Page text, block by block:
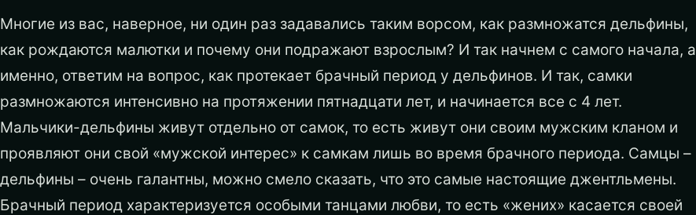
Многие из вас, наверное, ни один раз задавались таким ворсом, как размножатся дельфины,
как рождаются малютки и почему они подражают взрослым? И так начнем с самого начала, а
именно, ответим на вопрос, как протекает брачный период у дельфинов. И так, самки
размножаются интенсивно на протяжении пятнадцати лет, и начинается все с 4 лет.
Мальчики-дельфины живут отдельно от самок, то есть живут они своим мужским кланом и
проявляют они свой «мужской интерес» к самкам лишь во время брачного периода. Самцы –
дельфины – очень галантны, можно смело сказать, что это самые настоящие джентльмены.
Брачный период характеризуется особыми танцами любви, то есть «жених» касается своей